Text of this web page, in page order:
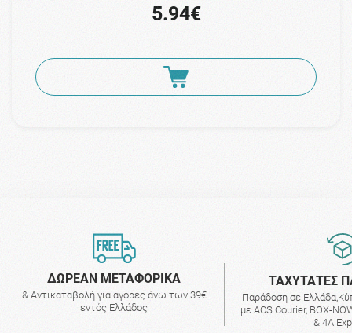
5.94€
ΔΩΡΕΑΝ ΜΕΤΑΦΟΡΙΚΑ
& Αντικαταβολή για αγορές άνω των 39€
εντός Ελλάδος
ΤΑΧΥΤΑΤΕΣ
Παράδοση σε
με ACS Courier, BOX-
& 4A